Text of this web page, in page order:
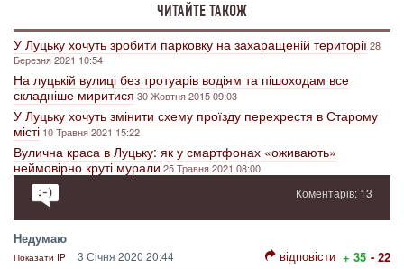
ЧИТАЙТЕ ТАКОЖ
У Луцьку хочуть зробити парковку на захаращеній території28
Березня 2021 10:54
На луцькій вулиці без тротуарів водіям та пішоходам все
складніше миритися30 Жовтня 2015 09:03
У Луцьку хочуть змінити схему проїзду перехрестя в Старому
місті 10 Травня 2021 15:22
Вулична краса в Луцьку: як у смартфонах «оживають»
неймовірно круті мурали25 Травня 2021 08:00
Коментарів: 13
Недумаю
Показати IP 3 Січня 2020 20:44 відповісти + 35 - 22